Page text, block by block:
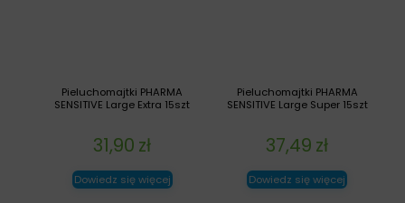
Pieluchomajtki PHARMA
SENSITIVE Large Super 15szt
37,49 zł
Dowiedz się więcej
Pieluchomajtki PHARMA
SENSITIVE Large Extra 15szt
31,90 zł
Dowiedz się więcej